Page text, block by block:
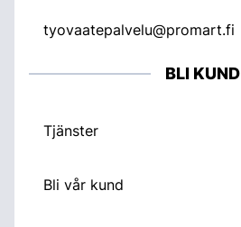
tyovaatepalvelu@promart.fi
BLI KUND
Tjänster
Bli vår kund